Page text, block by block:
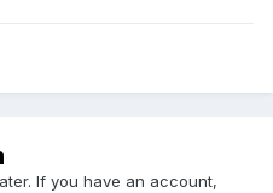
If you have an account,